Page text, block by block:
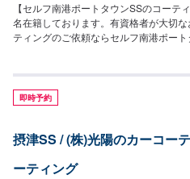
膜でホイールを守ります。・〜15イン
円・20インチ〜13,900円
【セルフ南港ポートタウンSSのコーテ
名在籍しております。有資格者が大切
ティングのご依頼ならセルフ南港ポー
格]SS:17,400円S:19,500円M:21,800円
[持続期間]1年間[施工時間]約2時間※洗車
格]SS:27,400円S:29,500円M:31,800円
をやられているお客様は、ベースがある
KeePer】[価格]SS:49,900円S:55,100
XL:90,700円[持続期間]3年間[施工時間]
即時予約
摂津SS / (株)光陽のカーコー
ーティング